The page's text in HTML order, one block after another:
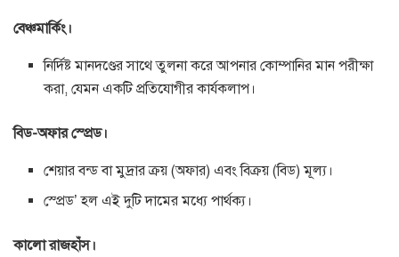
বেঞ্চমার্কিং।
নির্দিষ্ট মানদণ্ডের সাথে তুলনা করে আপনার কোম্পানির মান পরীক্ষা
করা, যেমন একটি প্রতিযোগীর কার্যকলাপ।
বিড-অফার স্প্রেড।
শেয়ার বন্ড বা মুদ্রার ক্রয় (অফার) এবং বিক্রয় (বিড) মূল্য।
স্প্রেড’ হল এই দুটি দামের মধ্যে পার্থক্য।
কালো রাজহাঁস।